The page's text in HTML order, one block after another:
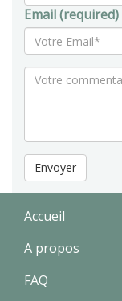
Email (required)
Envoyer
Accueil
A propos
FAQ